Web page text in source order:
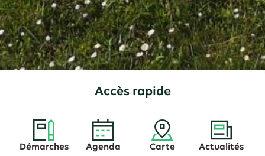
Accès rapide
Démarches Agenda Carte Actualités